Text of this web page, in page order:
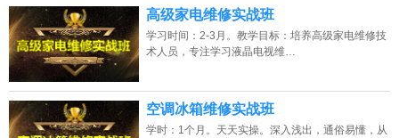
高级家电维修实战班
学习时间：2-3月。教学目标：培养高级家电维修技
术人员，专注学习液晶电视维…
空调冰箱维修实战班
学时：1个月。天天实操。深入浅出，通俗易懂，从